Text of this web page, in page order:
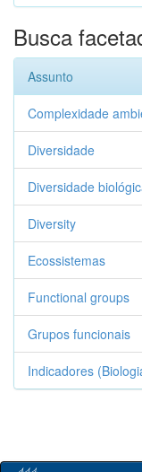
Busca
Assunto
Complexidade
Diversidade
Diversidade
Diversity
Ecossistemas
Functional groups
Grupos funcionais
Indicadores